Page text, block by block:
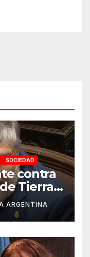
SOCIEDAD
contra
Tierras:
ARGENTINA